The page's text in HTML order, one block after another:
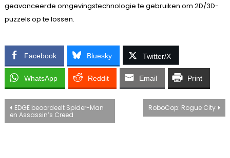
geavanceerde omgevingstechnologie te gebruiken om 2D/3D-
puzzels op te lossen.
Facebook Bluesky Twitter/X
WhatsApp Reddit Email Print
Bericht
EDGE beoordeelt Spider-Man
en Assassin’s Creed
RoboCop: Rogue City